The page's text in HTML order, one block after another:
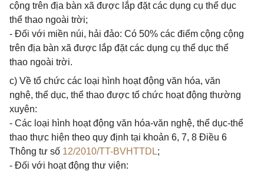
cộng trên địa bàn xã được lắp đặt các dụng cụ thể dục
thể thao ngoài trời;
- Đối với miền núi, hải đảo: Có 50% các điểm cộng cộng
trên địa bàn xã được lắp đặt các dụng cụ thể dục thể
thao ngoài trời.
c) Về tổ chức các loại hình hoạt động văn hóa, văn
nghệ, thể dục, thể thao được tổ chức hoạt động thường
xuyên:
- Các loại hình hoạt động văn hóa-văn nghệ, thể dục-thể
thao thực hiện theo quy định tại khoản 6, 7, 8 Điều 6
Thông tư số 12/2010/TT-BVHTTDL;
- Đối với hoạt động thư viện: